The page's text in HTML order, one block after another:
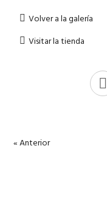
Volver a la galería
Visitar la tienda
« Anterior